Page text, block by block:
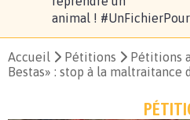
animal !
Accueil Pétitions Pétitions
Bestas» : stop à la maltraitance